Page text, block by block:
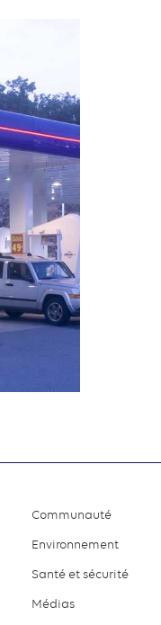
Communauté
Environnement
Santé et sécurité
Médias